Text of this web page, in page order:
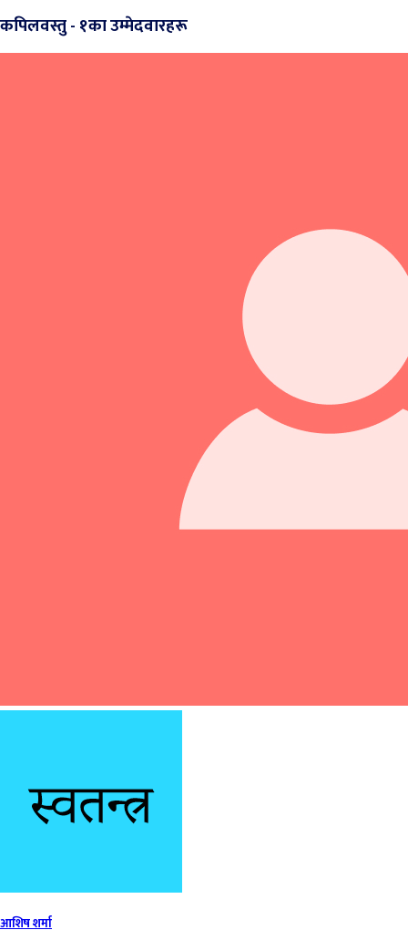
कपिलवस्तु - १का उम्मेदवारहरू
आशिष शर्मा